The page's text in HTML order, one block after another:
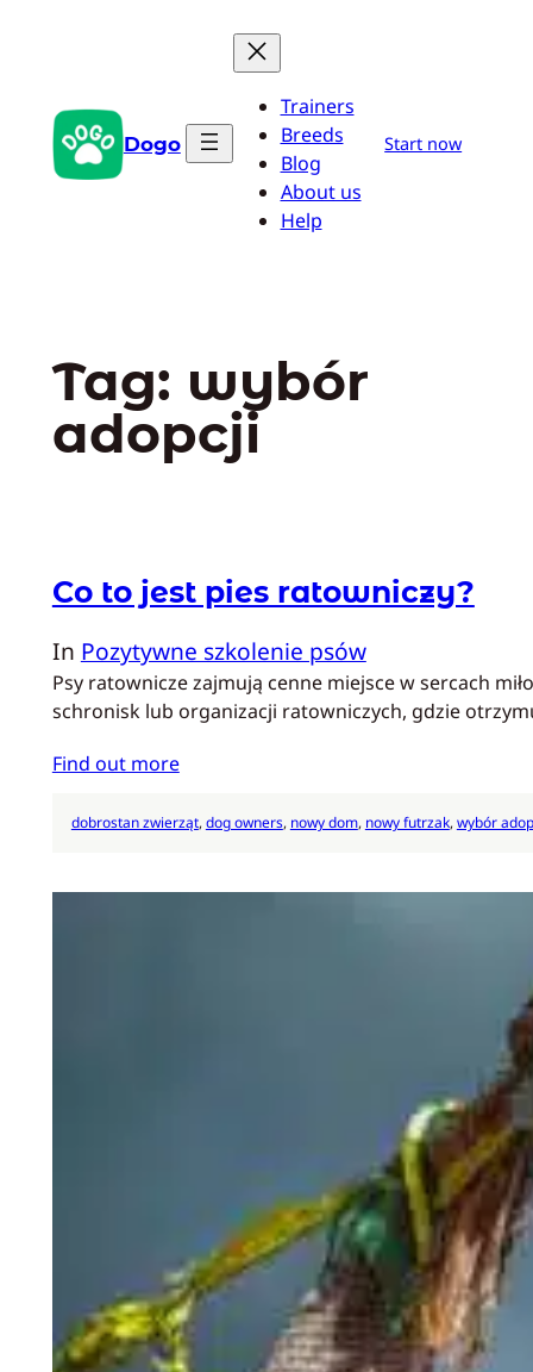
Dogo
Trainers
Breeds
Blog
About us
Help
Start now
Tag: wybór
adopcji
Co to jest pies ratowniczy?
In Pozytywne szkolenie psów
Psy ratownicze zajmują cenne miejsce w sercach
schronisk lub organizacji ratowniczych, gdzie
Find out more
dobrostan zwierząt, dog owners, nowy dom, nowy futrzak, wybór